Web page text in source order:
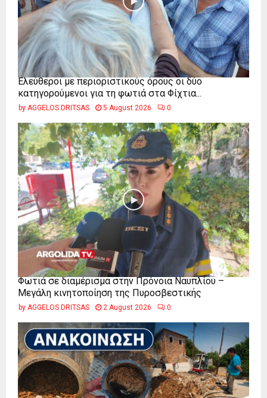
Ελεύθεροι με περιοριστικούς όρους οι δύο
κατηγορούμενοι για τη φωτιά στα Φίχτια...
by AGGELOS DRITSAS 5 August 2026 0
Φωτιά σε διαμέρισμα στην Πρόνοια Ναυπλίου –
Μεγάλη κινητοποίηση της Πυροσβεστικής
by AGGELOS DRITSAS 2 August 2026 0